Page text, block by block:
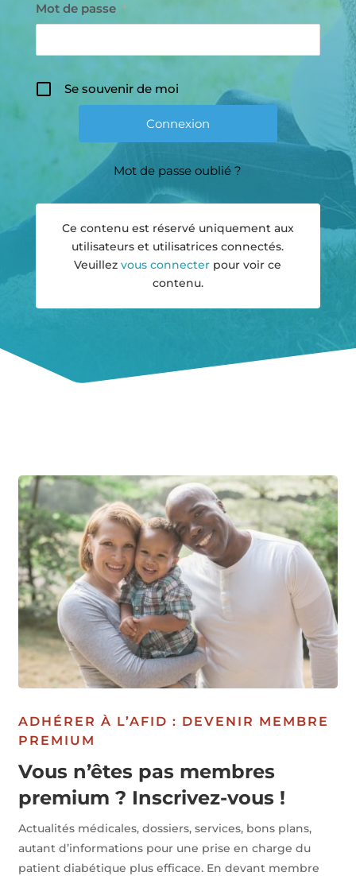
Mot de passe *
Se souvenir de moi
Mot de passe oublié ?
Ce contenu est réservé uniquement aux
utilisateurs et utilisatrices connectés.
Veuillezvous connecter pour voir ce
contenu.
ADHÉRER À L’AFID : DEVENIR MEMBRE
PREMIUM
Vous n’êtes pas membres
premium ? Inscrivez-vous !
Actualités médicales, dossiers, services, bons plans,
autant d’informations pour une prise en charge du
patient diabétique plus efficace. En devant membre